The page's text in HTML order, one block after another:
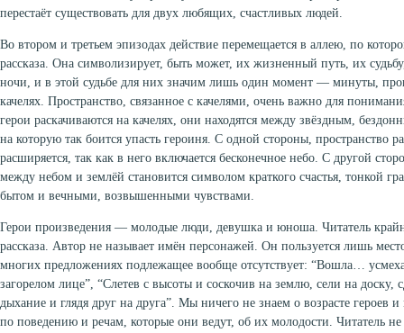
перестаёт существовать для двух любящих, счастливых людей.
Во втором и третьем эпизодах действие перемещается в аллею, по
рассказа. Она символизирует, быть может, их жизненный путь, их
ночи, и в этой судьбе для них значим лишь один момент — минуты,
качелях. Пространство, связанное с качелями, очень важно для
герои раскачиваются на качелях, они находятся между звёздным,
на которую так боится упасть героиня. С одной стороны, пространство
расширяется, так как в него включается бесконечное небо. С другой
между небом и землёй становится символом краткого счастья, тонкой
бытом и вечными, возвышенными чувствами.
Герои произведения — молодые люди, девушка и юноша. Читатель
рассказа. Автор не называет имён персонажей. Он пользуется лишь
многих предложениях подлежащее вообще отсутствует: “Вошла…
загорелом лице”, “Слетев с высоты и соскочив на землю, сели на доску,
дыхание и глядя друг на друга”. Мы ничего не знаем о возрасте героев
по поведению и речам, которые они ведут, об их молодости. Читатель не